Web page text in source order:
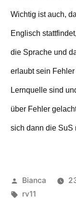
Wichtig ist auch,
Englisch
die Sprache und
erlaubt sein
Lernquelle sind
über Fehler
sich dann die SuS
Veröffentlicht
von
Bianca
Schlagwörter:
rv11